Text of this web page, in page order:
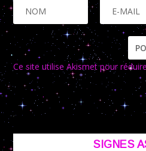
Ce site utilise Akismet pour
plus sur la façon dont les
traitées .
SIGNES